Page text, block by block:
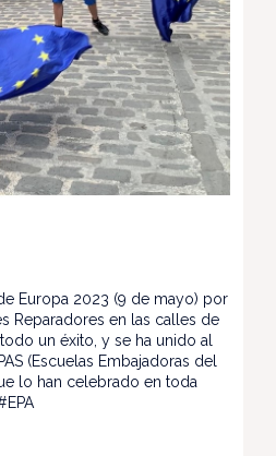
Europa 2023 (9 de mayo) por
Reparadores en las calles de
un éxito, y se ha unido al
(Escuelas Embajadoras del
lo han celebrado en toda